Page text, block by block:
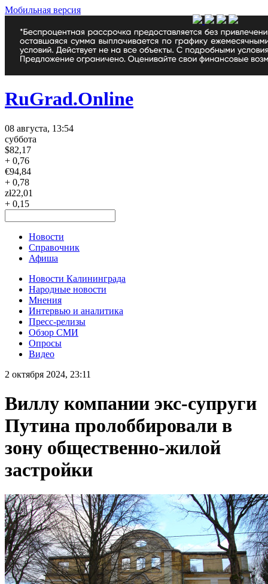
Мобильная версия
RuGrad.Online
08 августа, 13:54
суббота
$82,17
+ 0,76
€94,84
+ 0,78
zł22,01
+ 0,15
Новости
Справочник
Афиша
Новости Калининграда
Народные новости
Мнения
Интервью и аналитика
Пресс-релизы
Обзор СМИ
Опросы
Видео
2 октября 2024, 23:11
Виллу компании экс-супруги
Путина пролоббировали в
зону общественно-жилой
застройки